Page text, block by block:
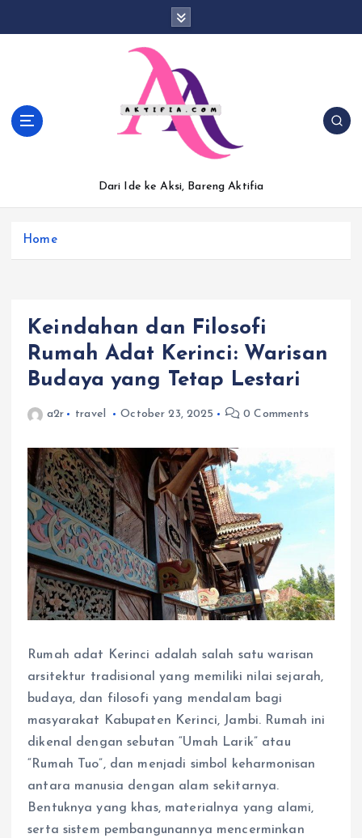
Dari Ide ke Aksi, Bareng Aktifia
Home
Keindahan dan Filosofi
Rumah Adat Kerinci: Warisan
Budaya yang Tetap Lestari
a2r travel October 23, 2025 0 Comments
Rumah adat Kerinci adalah salah satu warisan
arsitektur tradisional yang memiliki nilai sejarah,
budaya, dan filosofi yang mendalam bagi
masyarakat Kabupaten Kerinci, Jambi. Rumah ini
dikenal dengan sebutan “Umah Larik” atau
“Rumah Tuo”, dan menjadi simbol keharmonisan
antara manusia dengan alam sekitarnya.
Bentuknya yang khas, materialnya yang alami,
serta sistem pembangunannya mencerminkan